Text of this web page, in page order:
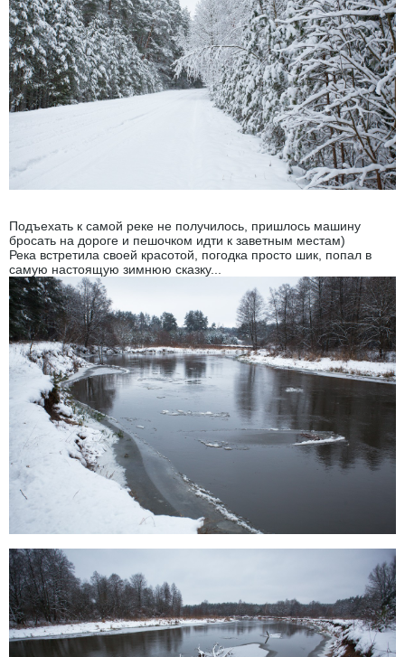
Подъехать к самой реке не получилось, пришлось машину
бросать на дороге и пешочком идти к заветным местам)
Река встретила своей красотой, погодка просто шик, попал в
самую настоящую зимнюю сказку...